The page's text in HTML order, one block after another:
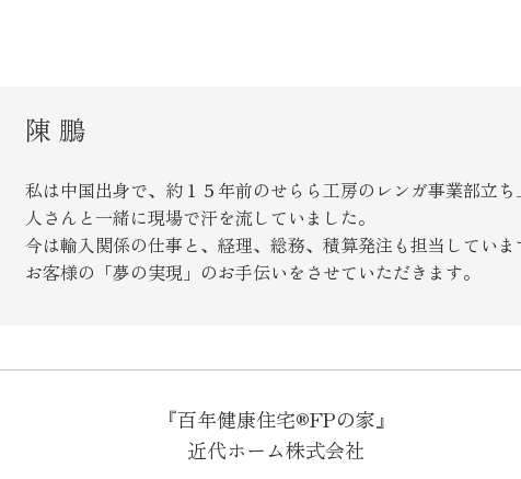
インテリアコーディネ
ZEHについて
SEGs近代ホームの取
来場予約
オンライン相談
陳 鵬
私は中国出身で、約１５年前のせらら工房のレンガ事業部立
人さんと一緒に現場で汗を流していました。
今は輸入関係の仕事と、経理、総務、積算発注も担当してい
お客様の「夢の実現」のお手伝いをさせていただきます。
『百年健康住宅®FPの家』
近代ホーム株式会社